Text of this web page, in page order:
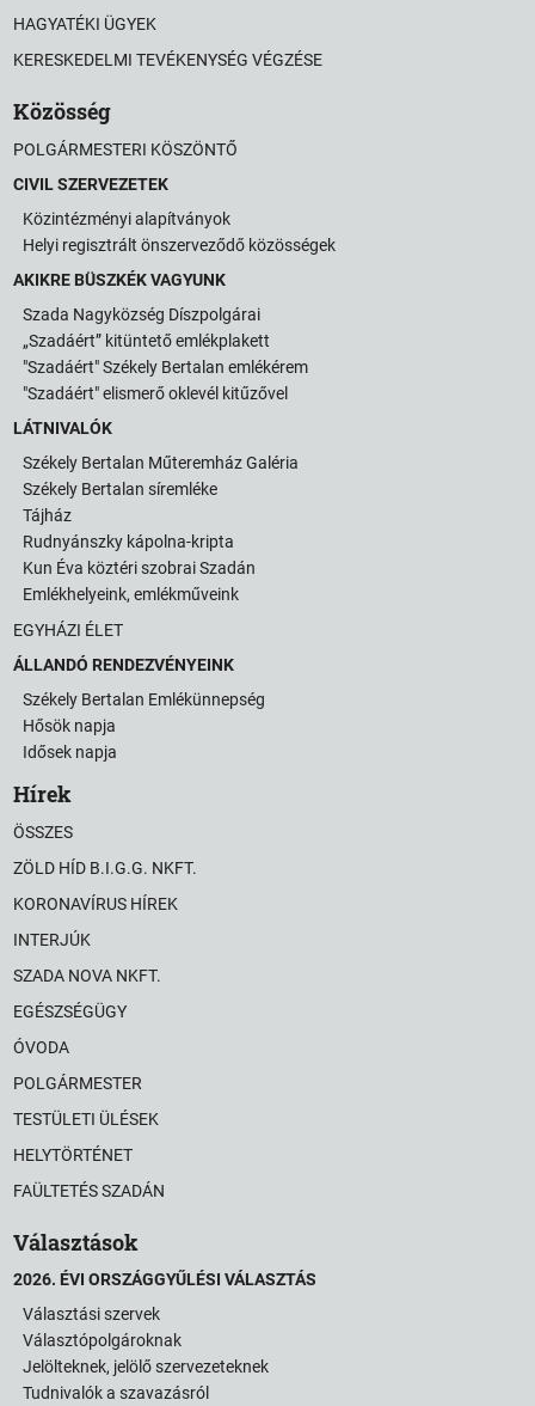
HAGYATÉKI ÜGYEK
KERESKEDELMI TEVÉKENYSÉG VÉGZÉSE
Közösség
POLGÁRMESTERI KÖSZÖNTŐ
CIVIL SZERVEZETEK
Közintézményi alapítványok
Helyi regisztrált önszerveződő közösségek
AKIKRE BÜSZKÉK VAGYUNK
Szada Nagyközség Díszpolgárai
„Szadáért” kitüntető emlékplakett
"Szadáért" Székely Bertalan emlékérem
"Szadáért" elismerő oklevél kitűzővel
LÁTNIVALÓK
Székely Bertalan Műteremház Galéria
Székely Bertalan síremléke
Tájház
Rudnyánszky kápolna-kripta
Kun Éva köztéri szobrai Szadán
Emlékhelyeink, emlékműveink
EGYHÁZI ÉLET
ÁLLANDÓ RENDEZVÉNYEINK
Székely Bertalan Emlékünnepség
Hősök napja
Idősek napja
Hírek
ÖSSZES
ZÖLD HÍD B.I.G.G. NKFT.
KORONAVÍRUS HÍREK
INTERJÚK
SZADA NOVA NKFT.
EGÉSZSÉGÜGY
ÓVODA
POLGÁRMESTER
TESTÜLETI ÜLÉSEK
HELYTÖRTÉNET
FAÜLTETÉS SZADÁN
Választások
2026. ÉVI ORSZÁGGYŰLÉSI VÁLASZTÁS
Választási szervek
Választópolgároknak
Jelölteknek, jelölő szervezeteknek
Tudnivalók a szavazásról